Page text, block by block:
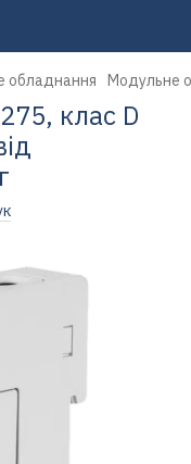
обладнання Модульне
клас D